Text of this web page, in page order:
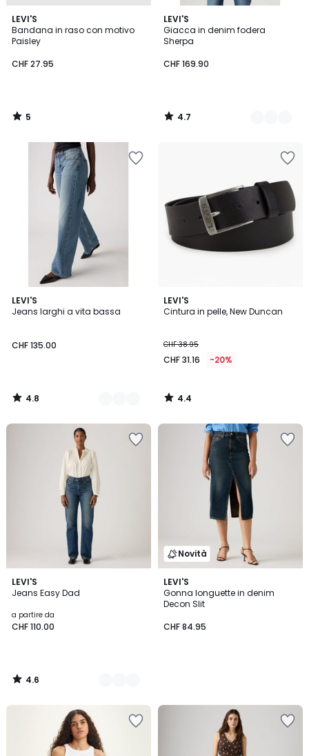
LEVI'S
Bandana in raso con motivo
Paisley
CHF 27.95
5
/
5
5
/
LEVI'S
Giacca in denim fodera
Sherpa
CHF 169.90
4.7
/ 5
3
Colori
4.7
/
LEVI'S
Jeans larghi a vita bassa
CHF 135.00
4.8
/ 5
2
Colori
4.8
/
LEVI'S
Cintura in pelle, New Duncan
CHF 38.95
CHF 31.16 -20%
4.4
/ 5
4.4
/
LEVI'S
Jeans Easy Dad
a partire da
CHF 110.00
4.6
/ 5
2
Colori
4.6
/
Novità
LEVI'S
Gonna longuette in denim
Decon Slit
CHF 84.95